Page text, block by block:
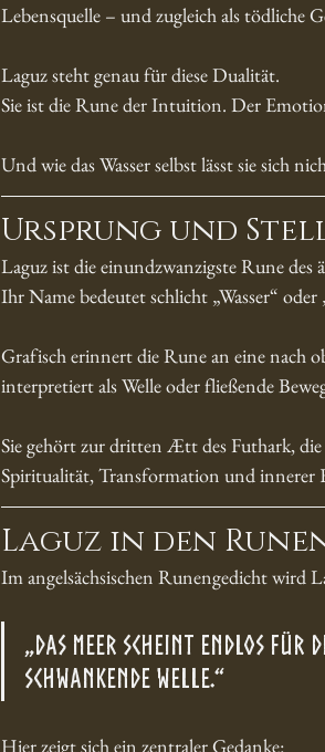
Lebensquelle – und zugleich als tödliche
Laguz steht genau für diese Dualität.
Sie ist die Rune der Intuition. Der
Und wie das Wasser selbst lässt sie sich
Ursprung und
Laguz ist die einundzwanzigste Rune
Ihr Name bedeutet schlicht „Wasser“
Grafisch erinnert die Rune an eine nach
interpretiert als Welle oder fließende
Sie gehört zur dritten Ætt des Futhark,
Spiritualität, Transformation und innerer
Laguz in den
Im angelsächsischen Runengedicht wird
„Das Meer scheint endlos für
schwankende Welle.“
Hier zeigt sich ein zentraler Gedanke: